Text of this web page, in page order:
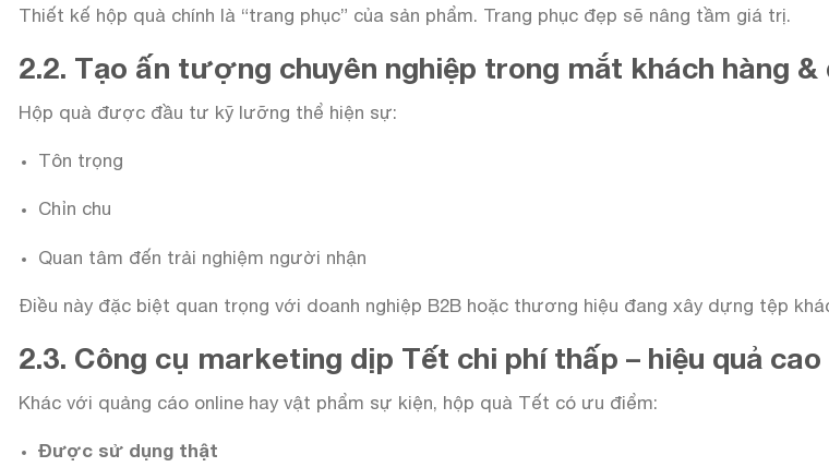
Thiết kế hộp quà chính là “trang phục” của sản phẩm. Trang phục đẹp sẽ nâng tầm giá trị.
2.2. Tạo ấn tượng chuyên nghiệp trong mắt khách hàng
Hộp quà được đầu tư kỹ lưỡng thể hiện sự:
Tôn trọng
Chỉn chu
Quan tâm đến trải nghiệm người nhận
Điều này đặc biệt quan trọng với doanh nghiệp B2B hoặc thương hiệu đang xây dựng tệp
2.3. Công cụ marketing dịp Tết chi phí thấp – hiệu quả cao
Khác với quảng cáo online hay vật phẩm sự kiện, hộp quà Tết có ưu điểm:
Được sử dụng thật